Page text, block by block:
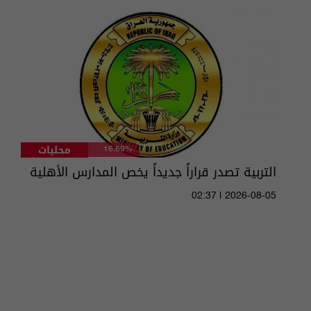
محليات 16.69%
التربية تصدر قراراً جديداً يخص المدارس الأهلية
02:37 | 2026-08-05